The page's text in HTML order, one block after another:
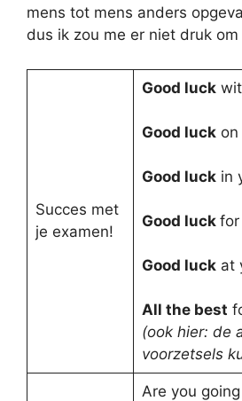
mens tot mens anders
dus ik zou me er niet druk om
Succes met
je examen!
Good luck
Good luckon
Good luckin
Good luck for
Good luckat
All the best
(ook hier: de
voorzetsels
Are you